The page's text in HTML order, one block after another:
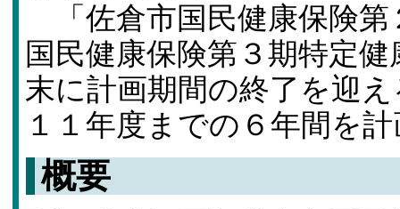
「佐倉市国民健康保険第
国民健康保険第３期特定
末に計画期間の終了を迎
１１年度までの６年間を
概要